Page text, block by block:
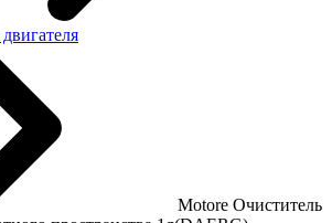
Motore Очиститель